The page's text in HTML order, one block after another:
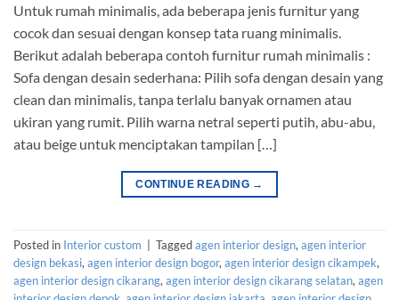
Untuk rumah minimalis, ada beberapa jenis furnitur yang
cocok dan sesuai dengan konsep tata ruang minimalis.
Berikut adalah beberapa contoh furnitur rumah minimalis :
Sofa dengan desain sederhana: Pilih sofa dengan desain yang
clean dan minimalis, tanpa terlalu banyak ornamen atau
ukiran yang rumit. Pilih warna netral seperti putih, abu-abu,
atau beige untuk menciptakan tampilan […]
CONTINUE READING →
Posted in Interior custom Taggedagen interior design, agen interior
design bekasi, agen interior design bogor, agen interior design cikampek,
agen interior design cikarang, agen interior design cikarang selatan, agen